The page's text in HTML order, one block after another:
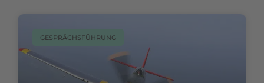
GESPRÄCHSFÜHRUNG